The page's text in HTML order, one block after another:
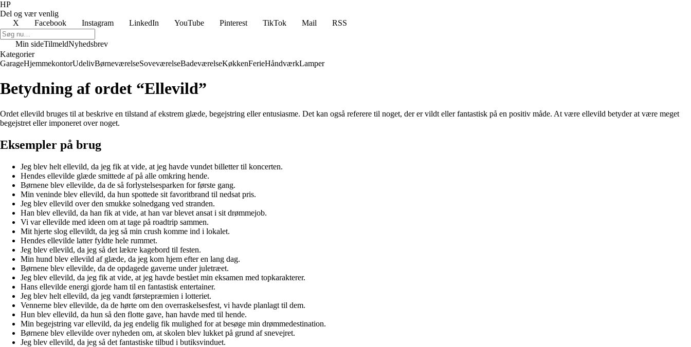
HP
Del og vær venlig
X
Facebook Instagram LinkedIn YouTube Pinterest TikTok Mail RSS
Min sideTilmeldNyhedsbrev
Kategorier
GarageHjemmekontorUdelivBørneværelseSoveværelseBadeværelseKøkkenFerieHåndværkLamper
Betydning af ordet “Ellevild”
Ordet ellevild bruges til at beskrive en tilstand af ekstrem glæde, begejstring eller entusiasme. Det kan også referere til noget, der er vildt eller fantastisk på en positiv måde. At være ellevild betyder at være meget
begejstret eller imponeret over noget.
Eksempler på brug
Jeg blev helt ellevild, da jeg fik at vide, at jeg havde vundet billetter til koncerten.
Hendes ellevilde glæde smittede af på alle omkring hende.
Børnene blev ellevilde, da de så forlystelsesparken for første gang.
Min veninde blev ellevild, da hun spottede sit favoritbrand til nedsat pris.
Jeg blev ellevild over den smukke solnedgang ved stranden.
Han blev ellevild, da han fik at vide, at han var blevet ansat i sit drømmejob.
Vi var ellevilde med ideen om at tage på roadtrip sammen.
Mit hjerte slog ellevildt, da jeg så min crush komme ind i lokalet.
Hendes ellevilde latter fyldte hele rummet.
Jeg blev ellevild, da jeg så det lækre kagebord til festen.
Min hund blev ellevild af glæde, da jeg kom hjem efter en lang dag.
Børnene blev ellevilde, da de opdagede gaverne under juletræet.
Jeg blev ellevild, da jeg fik at vide, at jeg havde bestået min eksamen med topkarakterer.
Hans ellevilde energi gjorde ham til en fantastisk entertainer.
Jeg blev helt ellevild, da jeg vandt førstepræmien i lotteriet.
Vennerne blev ellevilde, da de hørte om den overraskelsesfest, vi havde planlagt til dem.
Hun blev ellevild, da hun så den flotte gave, han havde med til hende.
Min begejstring var ellevild, da jeg endelig fik mulighed for at besøge min drømmedestination.
Børnene blev ellevilde over nyheden om, at skolen blev lukket på grund af snevejret.
Jeg blev ellevild, da jeg så det fantastiske tilbud i butiksvinduet.